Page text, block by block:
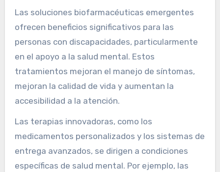
Las soluciones biofarmacéuticas emergentes
ofrecen beneficios significativos para las
personas con discapacidades, particularmente
en el apoyo a la salud mental. Estos
tratamientos mejoran el manejo de síntomas,
mejoran la calidad de vida y aumentan la
accesibilidad a la atención.
Las terapias innovadoras, como los
medicamentos personalizados y los sistemas de
entrega avanzados, se dirigen a condiciones
específicas de salud mental. Por ejemplo, las